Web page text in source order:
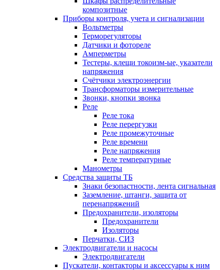
композитные
Приборы контроля, учета и сигнализации
Вольтметры
Терморегуляторы
Датчики и фотореле
Амперметры
Тестеры, клещи токоизм-ые, указатели
напряжения
Счётчики электроэнергии
Трансформаторы измерительные
Звонки, кнопки звонка
Реле
Реле тока
Реле перергузки
Реле промежуточные
Реле времени
Реле напряжения
Реле температурные
Манометры
Средства защиты ТБ
Знаки безопастности, лента сигнальная
Заземление, штанги, защита от
перенапряжений
Предохранители, изоляторы
Предохранители
Изоляторы
Перчатки, СИЗ
Электродвигатели и насосы
Электродвигатели
Пускатели, контакторы и аксессуары к ним